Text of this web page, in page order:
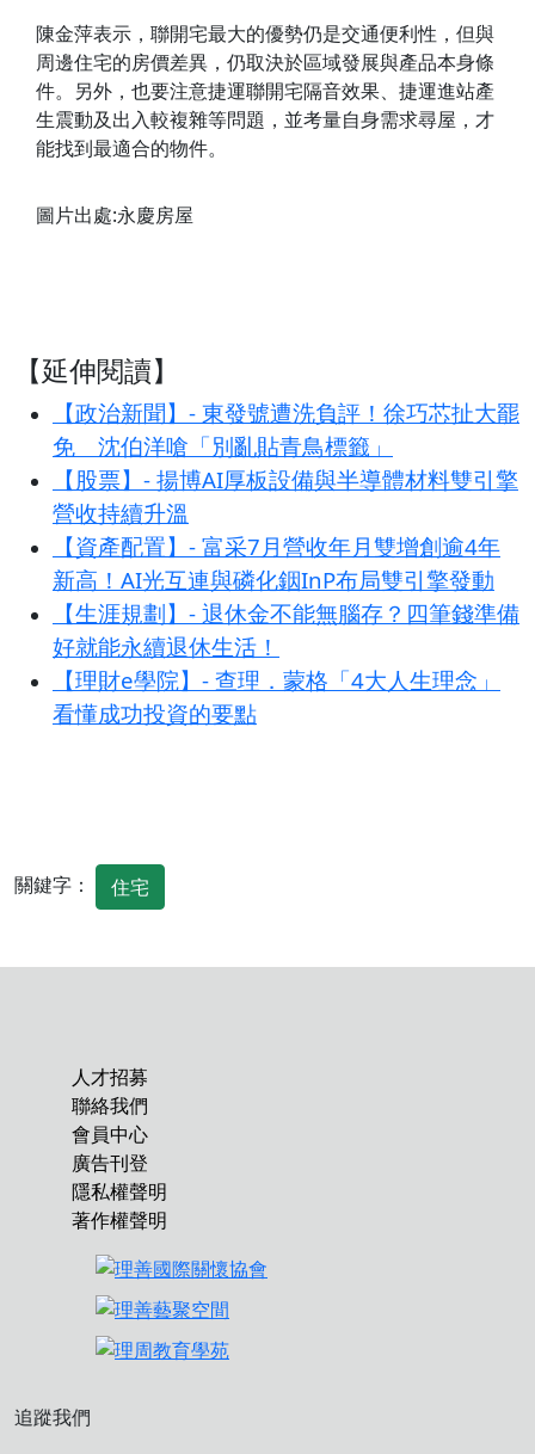
陳金萍表示，聯開宅最大的優勢仍是交通便利性，但與
周邊住宅的房價差異，仍取決於區域發展與產品本身條
件。另外，也要注意捷運聯開宅隔音效果、捷運進站產
生震動及出入較複雜等問題，並考量自身需求尋屋，才
能找到最適合的物件。
圖片出處:永慶房屋
【延伸閱讀】
【政治新聞】- 東發號遭洗負評！徐巧芯扯大罷
免 沈伯洋嗆「別亂貼青鳥標籤」
【股票】- 揚博AI厚板設備與半導體材料雙引擎
營收持續升溫
【資產配置】- 富采7月營收年月雙增創逾4年
新高！AI光互連與磷化銦InP布局雙引擎發動
【生涯規劃】- 退休金不能無腦存？四筆錢準備
好就能永續退休生活！
【理財e學院】- 查理．蒙格「4大人生理念」
看懂成功投資的要點
關鍵字： 住宅
人才招募
聯絡我們
會員中心
廣告刊登
隱私權聲明
著作權聲明
追蹤我們